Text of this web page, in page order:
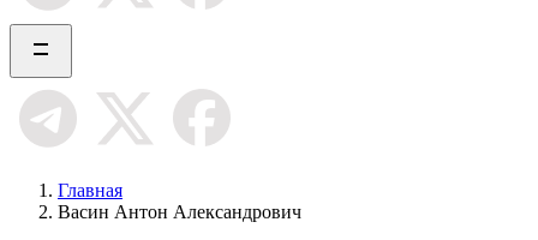
Главная
Васин Антон Александрович